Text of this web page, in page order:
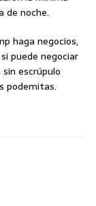
de noche.
haga negocios,
puede negociar
escrúpulo
podemitas.